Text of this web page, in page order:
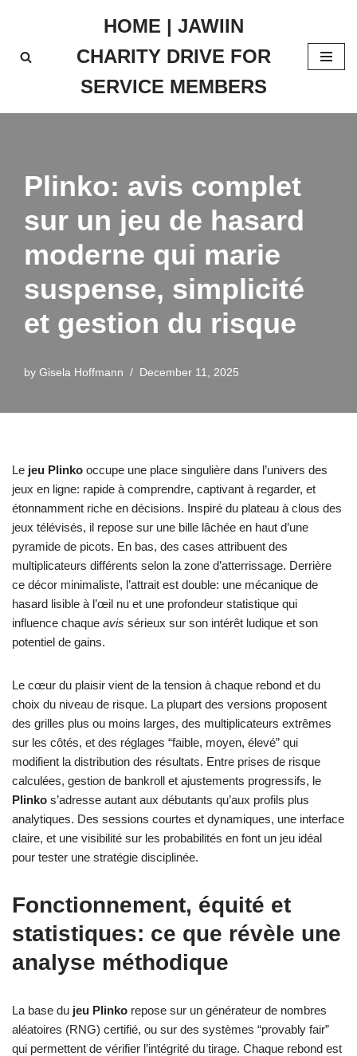
to
HOME | JAWIIN
CHARITY DRIVE FOR
SERVICE MEMBERS
Plinko: avis complet
sur un jeu de hasard
moderne qui marie
suspense, simplicité
et gestion du risque
by Gisela Hoffmann December 11, 2025
Le jeu Plinko occupe une place singulière dans l’univers des
jeux en ligne: rapide à comprendre, captivant à regarder, et
étonnamment riche en décisions. Inspiré du plateau à clous des
jeux télévisés, il repose sur une bille lâchée en haut d’une
pyramide de picots. En bas, des cases attribuent des
multiplicateurs différents selon la zone d’atterrissage. Derrière
ce décor minimaliste, l’attrait est double: une mécanique de
hasard lisible à l’œil nu et une profondeur statistique qui
influence chaque avis sérieux sur son intérêt ludique et son
potentiel de gains.
Le cœur du plaisir vient de la tension à chaque rebond et du
choix du niveau de risque. La plupart des versions proposent
des grilles plus ou moins larges, des multiplicateurs extrêmes
sur les côtés, et des réglages “faible, moyen, élevé” qui
modifient la distribution des résultats. Entre prises de risque
calculées, gestion de bankroll et ajustements progressifs, le
Plinko s’adresse autant aux débutants qu’aux profils plus
analytiques. Des sessions courtes et dynamiques, une interface
claire, et une visibilité sur les probabilités en font un jeu idéal
pour tester une stratégie disciplinée.
Fonctionnement, équité et
statistiques: ce que révèle une
analyse méthodique
La base du jeu Plinko repose sur un générateur de nombres
aléatoires (RNG) certifié, ou sur des systèmes “provably fair”
qui permettent de vérifier l’intégrité du tirage. Chaque rebond est